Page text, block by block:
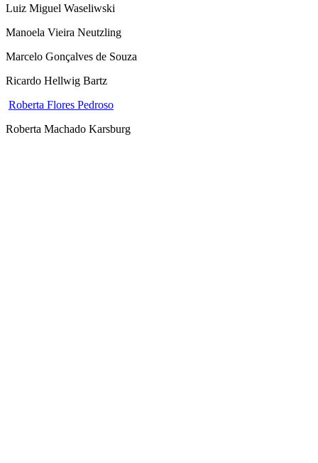
Luiz Miguel Waseliwski
Manoela Vieira Neutzling
Marcelo Gonçalves de Souza
Ricardo Hellwig Bartz
Roberta Flores Pedroso
Roberta Machado Karsburg